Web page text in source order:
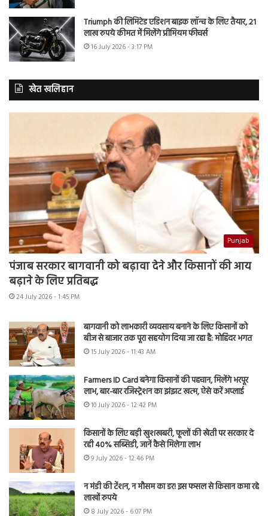
Triumph की लिमिटेड एडिशन बाइक लॉन्च के लिए तैयार, 21
लाख रुपये कीमत में मिलेंगे प्रीमियम फीचर्स
16 July 2026 - 3:17 PM
खेत खलिहान
Punjab
पंजाब सरकार बागवानी को बढ़ावा देने और किसानों की आय
बढ़ाने के लिए प्रतिबद्ध
24 July 2026 - 1:45 PM
बागवानी को लाभकारी व्यवसाय बनाने के लिए किसानों को
बीज से बाजार तक पूरा सहयोग दिया जा रहा है: मोहिंदर भगत
15 July 2026 - 11:43 AM
Farmers ID Card बनेगा किसानों की पहचान, मिलेंगे भरपूर
लाभ, बार-बार रजिस्ट्रेशन का झंझट खत्म, ऐसे करें अप्लाई
10 July 2026 - 12:42 PM
किसानों के लिए बड़ी खुशखबरी, फूलों की खेती पर सरकार दे
रही 40% सब्सिडी, जानें कैसे मिलेगा लाभ
9 July 2026 - 12:46 PM
न मंडी की टेंशन, न मौसम का डर! इस फसल से किसान कमा रहे
लाखों रुपये
8 July 2026 - 6:07 PM